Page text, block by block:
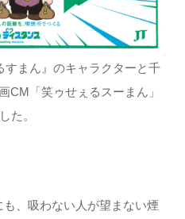
まん』のキャラクターと千
CM「笑ゥせぇるスーまん」
た。
、吸わない人が望まない煙